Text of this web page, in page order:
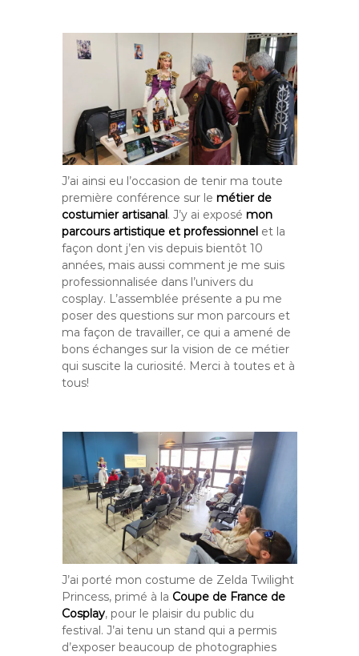
J’ai ainsi eu l’occasion de tenir ma toute
première conférence sur lemétier de
costumier artisanal. J’y ai exposémon
parcours artistique et professionnel et la
façon dont j’en vis depuis bientôt 10
années, mais aussi comment je me suis
professionnalisée dans l’univers du
cosplay. L’assemblée présente a pu me
poser des questions sur mon parcours et
ma façon de travailler, ce qui a amené de
bons échanges sur la vision de ce métier
qui suscite la curiosité. Merci à toutes et à
tous!
J’ai porté mon costume de Zelda Twilight
Princess, primé à la Coupe de France de
Cosplay, pour le plaisir du public du
festival. J’ai tenu un stand qui a permis
d’exposer beaucoup de photographies